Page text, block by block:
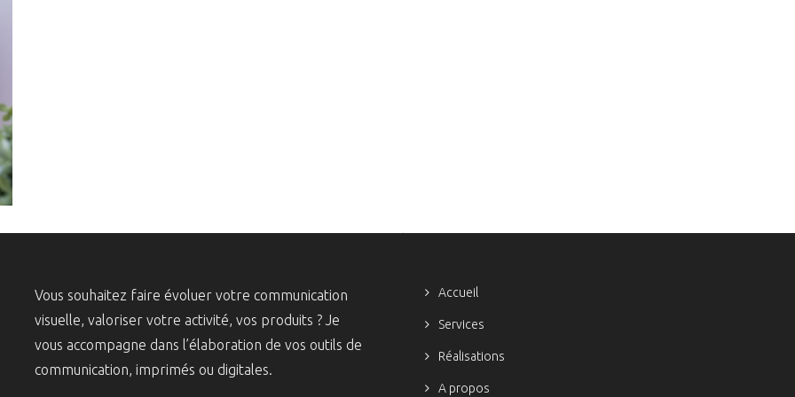
Vous souhaitez faire évoluer votre communication
visuelle, valoriser votre activité, vos produits ? Je
vous accompagne dans l’élaboration de vos outils de
communication, imprimés ou digitales.
Accueil
Services
Réalisations
A propos